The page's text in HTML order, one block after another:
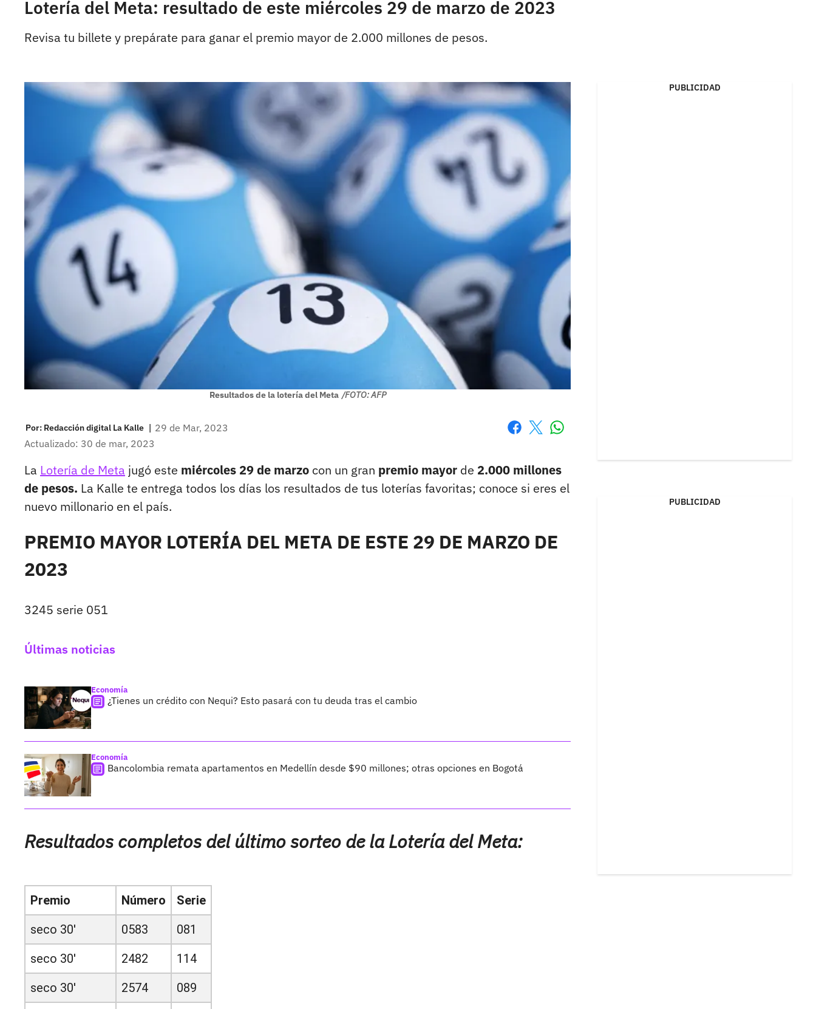
Lotería del Meta: resultado de este miércoles 29 de marzo de 2023
Revisa tu billete y prepárate para ganar el premio mayor de 2.000 millones de pesos.
Resultados de la lotería del Meta /FOTO: AFP
Por: Redacción digital La Kalle | 29 de Mar, 2023
Actualizado: 30 de mar, 2023
La Lotería de Meta jugó este miércoles 29 de marzo con un gran premio mayor de 2.000 millones
de pesos. La Kalle te entrega todos los días los resultados de tus loterías favoritas; conoce si eres el
nuevo millonario en el país.
PREMIO MAYOR LOTERÍA DEL META DE ESTE 29 DE MARZO DE
2023
3245 serie 051
Últimas noticias
Economía
¿Tienes un crédito con Nequi? Esto pasará con tu deuda tras el cambio
Economía
Bancolombia remata apartamentos en Medellín desde $90 millones; otras opciones en Bogotá
Resultados completos del último sorteo de la Lotería del Meta:
Premio Número
Serie
seco 30'
0583
081
seco 30'
2482
114
seco 30'
2574
089
PUBLICIDAD
PUBLICIDAD